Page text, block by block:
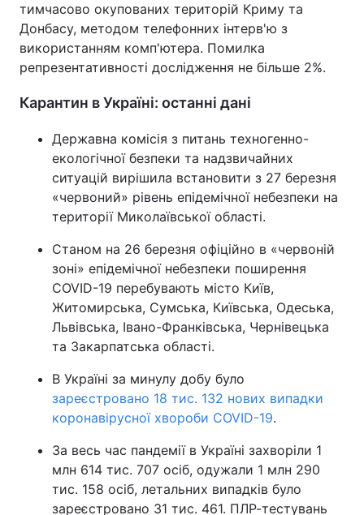
тимчасово окупованих територій Криму та
Донбасу, методом телефонних інтерв'ю з
використанням комп'ютера. Помилка
репрезентативності дослідження не більше 2%.
Карантин в Україні: останні дані
Державна комісія з питань техногенно-
екологічної безпеки та надзвичайних
ситуацій вирішила встановити з 27 березня
«червоний» рівень епідемічної небезпеки на
території Миколаївської області.
Станом на 26 березня офіційно в «червоній
зоні» епідемічної небезпеки поширення
COVID-19 перебувають місто Київ,
Житомирська, Сумська, Київська, Одеська,
Львівська, Івано-Франківська, Чернівецька
та Закарпатська області.
В Україні за минулу добу було
зареєстровано 18 тис. 132 нових випадки
коронавірусної хвороби COVID-19.
За весь час пандемії в Україні захворіли 1
млн 614 тис. 707 осіб, одужали 1 млн 290
тис. 158 осіб, летальних випадків було
зареєстровано 31 тис. 461. ПЛР-тестувань